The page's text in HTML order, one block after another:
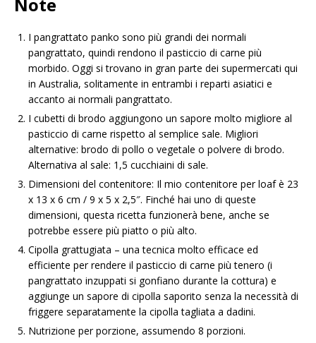
Note
I pangrattato panko sono più grandi dei normali
pangrattato, quindi rendono il pasticcio di carne più
morbido. Oggi si trovano in gran parte dei supermercati qui
in Australia, solitamente in entrambi i reparti asiatici e
accanto ai normali pangrattato.
I cubetti di brodo aggiungono un sapore molto migliore al
pasticcio di carne rispetto al semplice sale. Migliori
alternative: brodo di pollo o vegetale o polvere di brodo.
Alternativa al sale: 1,5 cucchiaini di sale.
Dimensioni del contenitore: Il mio contenitore per loaf è 23
x 13 x 6 cm / 9 x 5 x 2,5″. Finché hai uno di queste
dimensioni, questa ricetta funzionerà bene, anche se
potrebbe essere più piatto o più alto.
Cipolla grattugiata – una tecnica molto efficace ed
efficiente per rendere il pasticcio di carne più tenero (i
pangrattato inzuppati si gonfiano durante la cottura) e
aggiunge un sapore di cipolla saporito senza la necessità di
friggere separatamente la cipolla tagliata a dadini.
Nutrizione per porzione, assumendo 8 porzioni.